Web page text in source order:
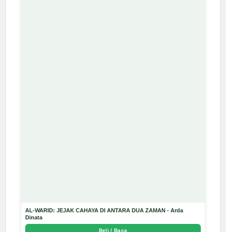
AL-WARID: JEJAK CAHAYA DI ANTARA DUA ZAMAN - Arda
Dinata
Beli / Baca